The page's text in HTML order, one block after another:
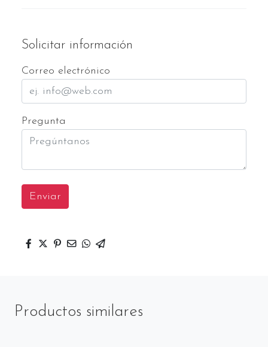
Solicitar información
Correo electrónico
Pregunta
Enviar
Productos similares